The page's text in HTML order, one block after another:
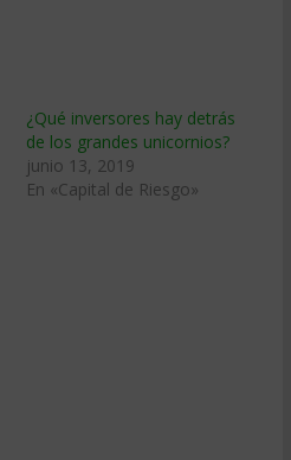
¿Qué inversores hay detrás
de los grandes unicornios?
junio 13, 2019
En «Capital de Riesgo»